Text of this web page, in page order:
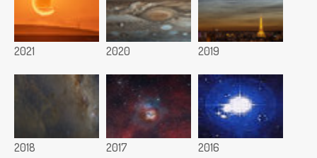
2021 2020 2019
2018 2017 2016